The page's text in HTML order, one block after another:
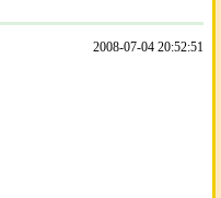
2008-07-04 20:52:51